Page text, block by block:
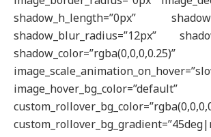
shadow_h_length=”0px”
shadow_blur_radius=”12px”
shadow_color=”rgba(0,0,0,0.25)”
image_hover_bg_color=”default”